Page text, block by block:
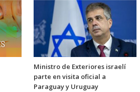
Ministro de Exteriores israelí
parte en visita oficial a
Paraguay y Uruguay